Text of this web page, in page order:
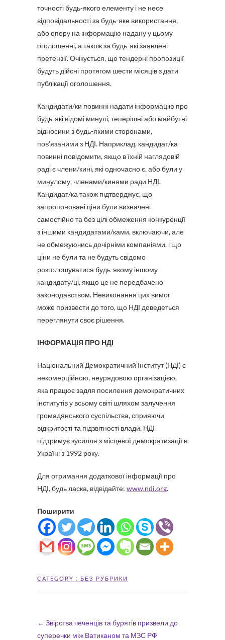
точності будь-якого елементу і не несе
відповідальності за будь-яке використання,
або опору на інформацію надану у цьому
оголошенні, а також за будь-які заявлені
претензії. Очікується, що тендерні пропозиції
будуть дійсні протягом шести місяців з дати
публікації оголошення.
Кандидати/ки повинні надати інформацію про
будь-які відомі минулі, теперішні або майбутні
відносини з будь-якими сторонами,
пов’язаними з НДІ. Наприклад, кандидат/ка
повинні повідомити, якщо в їхній наглядовій
раді є члени/кині, які одночасно є, або були у
минулому, членами/кинями ради НДІ.
Кандидат/ка також підтверджує, що
запропоновані ціни були визначені
самостійно та без цілі обмеження конкуренції
з іншими кандидатами/ками, включаючи, але
не обмежуючись дочірніми компаніями, і що
ціни не були та не будуть свідомо
розголошуватися будь-якому іншому
кандидату/ці, якщо це не передбачено
законодавством. Невиконання цих вимог
може призвести до того, що НДІ доведеться
переглянути своє рішення.
ІНФОРМАЦІЯ ПРО НДІ
Національний Демократичний Інститут (НДІ) є
некомерційною, неурядовою організацією,
яка працює задля посилення демократичних
інститутів у всьому світі шляхом залучення
громадянського суспільства, сприяючи
відкритості та підзвітності влади. НДІ
підтримує зусилля з місцевої демократизації в
Україні з 1992 року.
Для отримання додаткової інформації про
НДІ, будь ласка, відвідайте: www.ndi.org.
Поширити
CATEGORY : БЕЗ РУБРИКИ
← Звірства чеченців та бурятів призвели до
суперечки між Ватиканом та МЗС РФ